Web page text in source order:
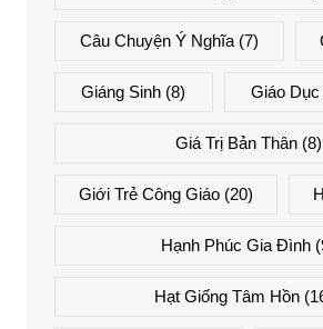
Câu Chuyện Ý Nghĩa(7)
Giáng Sinh (8) Giáo
Giá Trị Bản Thân(8)
Giới Trẻ Công Giáo(20)
Hạnh Phúc Gia Đình
Hạt Giống Tâm Hồn